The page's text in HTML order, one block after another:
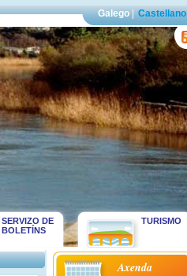
Galego| Castellano
SERVIZO DE
BOLETÍNS
TURISMO
Axenda